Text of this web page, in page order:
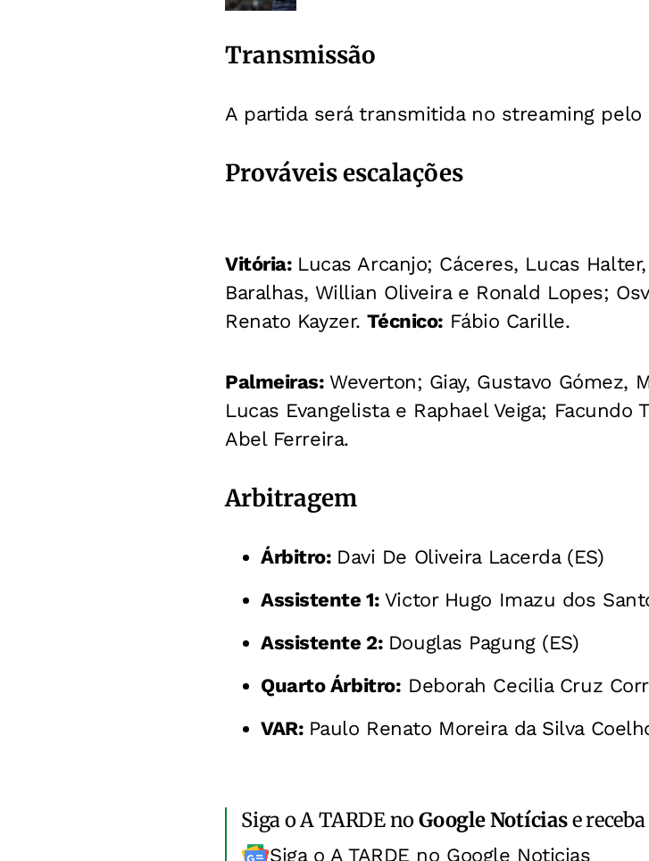
Transmissão
A partida será transmitida no streaming pelo
Prováveis escalações
Vitória: Lucas Arcanjo; Cáceres, Lucas
Baralhas, Willian Oliveira e Ronald Lopes;
Renato Kayzer.Técnico: Fábio Carille.
Palmeiras: Weverton; Giay, Gustavo Gómez,
Lucas Evangelista e Raphael Veiga; Facundo
Abel Ferreira.
Arbitragem
Árbitro: Davi De Oliveira Lacerda (ES)
Assistente 1: Victor Hugo Imazu dos
Assistente 2: Douglas Pagung (ES)
Quarto Árbitro: Deborah Cecilia Cruz
VAR: Paulo Renato Moreira da Silva
Siga o A TARDE noGoogle Notíciase
Siga o A TARDE no Google Noticias